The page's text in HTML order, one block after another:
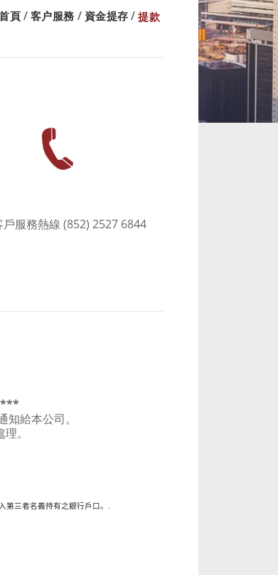
頁 客户服務 資金提存 提款
戶服務熱線 (852) 2527 6844
給本公司。
。
第三者名義持有之銀行戶口。